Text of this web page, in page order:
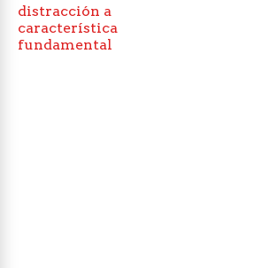
distracción a
característica
fundamental